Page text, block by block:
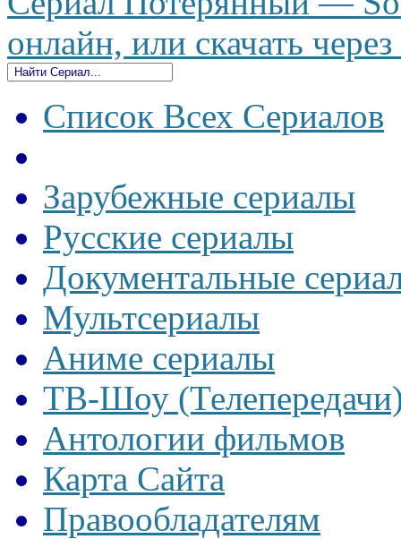
онлайн, или скачать
Список Всех Сериалов
Зарубежные сериалы
Русские сериалы
Документальные
Мультсериалы
Аниме сериалы
ТВ-Шоу
Антологии фильмов
Карта Сайта
Правообладателям